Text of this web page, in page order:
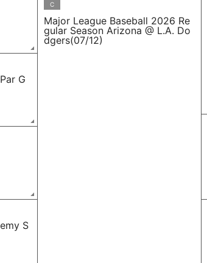
C
Major League Baseball 2026 Re
gular Season Arizona @ L.A. Do
dgers(07/12)
G
S